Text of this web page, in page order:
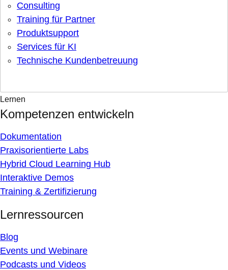
Consulting
Training für Partner
Produktsupport
Services für KI
Technische Kundenbetreuung
Lernen
Kompetenzen entwickeln
Dokumentation
Praxisorientierte Labs
Hybrid Cloud Learning Hub
Interaktive Demos
Training & Zertifizierung
Lernressourcen
Blog
Events und Webinare
Podcasts und Videos